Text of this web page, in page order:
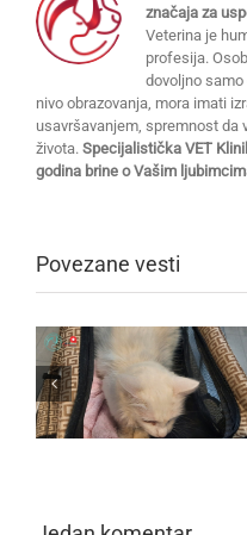
značaja za
Veterina je
profesija.
dovoljno
nivo obrazovanja, mora imati
usavršavanjem, spremnost da
života. Specijalistička VET
godina brine o Vašim
Povezane vesti